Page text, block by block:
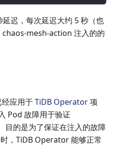
迟，每次延迟大约 5 秒（也
chaos-mesh-action 注入的的
应用于TiDB Operator项
Pod 故障用于验证
的是为了保证在注入的故障
，TiDB Operator 能够正常